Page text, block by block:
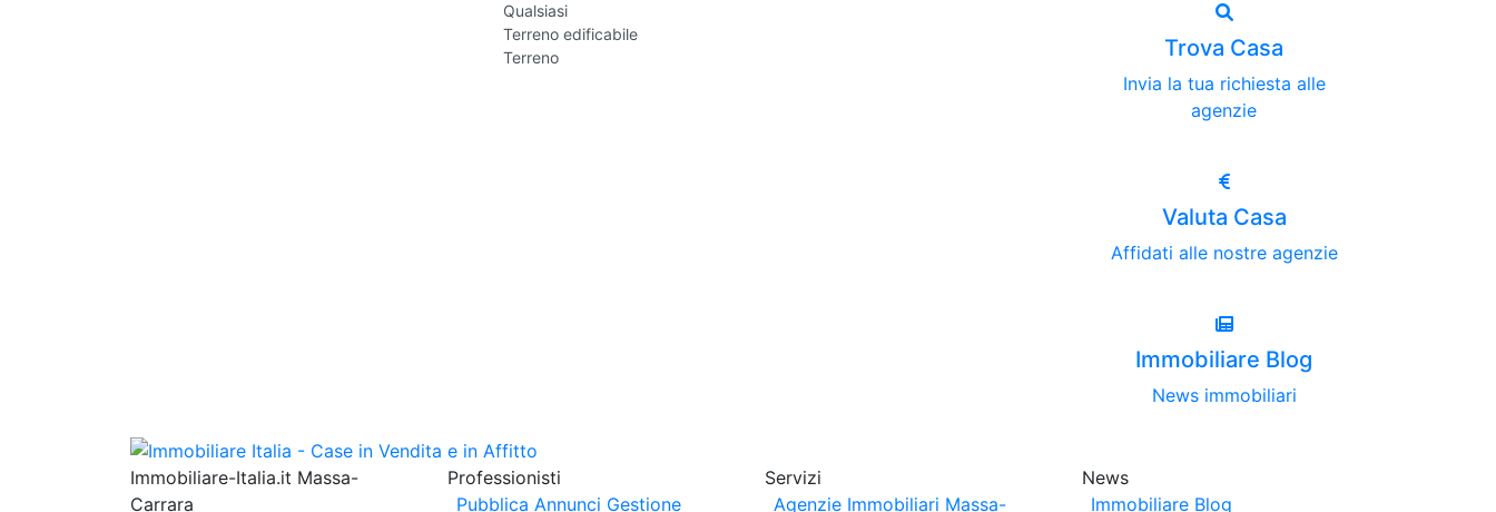
Qualsiasi
Terreno edificabile
Terreno
Trova Casa
Invia la tua richiesta alle
agenzie
Valuta Casa
Affidati alle nostre agenzie
Immobiliare Blog
News immobiliari
Immobiliare-Italia.it Massa-
Carrara
Professionisti
Pubblica Annunci Gestione
Servizi
Agenzie Immobiliari Massa-
News
Immobiliare Blog